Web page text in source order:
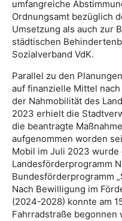
umfangreiche
Ordnungsamt bezüglich
Umsetzung als auch zur
städtischen
Sozialverband VdK.
Parallel zu den
auf finanzielle Mittel
der Nahmobilität des
2023 erhielt die
die beantragte
aufgenommen worden
Mobil im Juli 2023 wurde
Landesförderprogramm
Bundesförderprogramm
Nach Bewilligung im
(2024-2028) konnte am
Fahrradstraße begonnen